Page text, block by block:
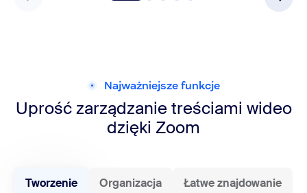
Najważniejsze funkcje
Uprość zarządzanie treściami wideo
dzięki Zoom
Tworzenie Organizacja Łatwe znajdowanie